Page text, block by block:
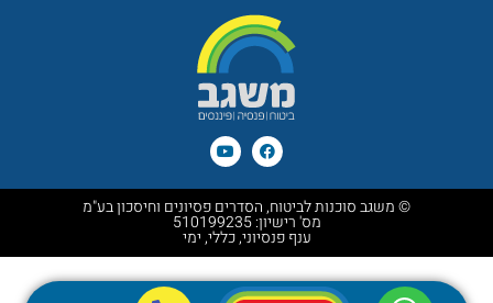
© משגב סוכנות לביטוח, הסדרים פסיונים וחיסכון בע"מ
מס' רישיון: 510199235
ענף פנסיוני, כללי, ימי